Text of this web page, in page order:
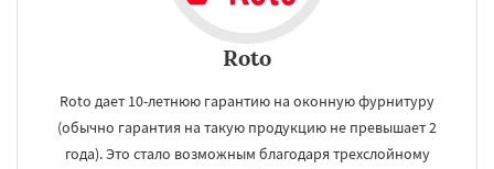
Roto
Roto дает 10-летнюю гарантию на оконную фурнитуру
(обычно гарантия на такую продукцию не превышает 2
года). Это стало возможным благодаря трехслойному